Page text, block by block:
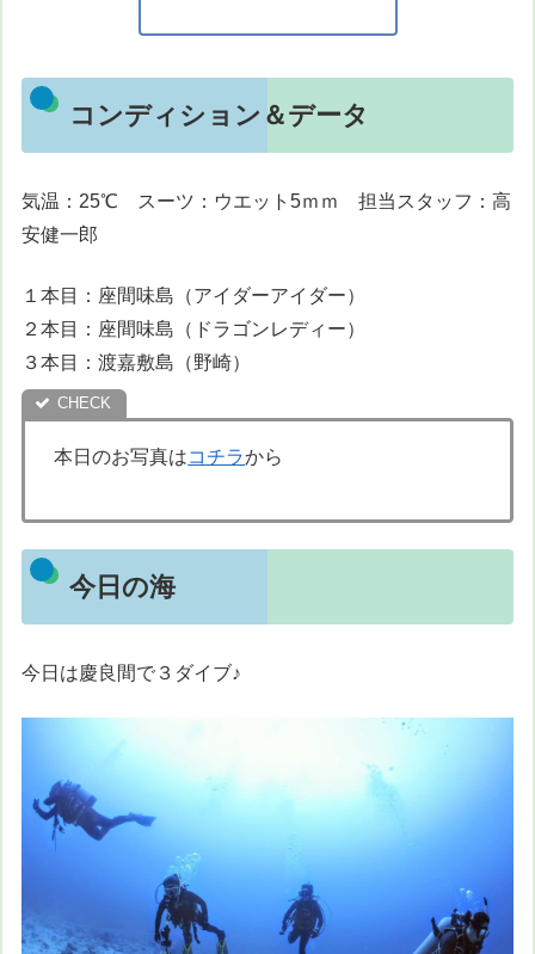
コンディション＆データ
気温：25℃ スーツ：ウエット5ｍｍ 担当スタッフ：高
安健一郎
１本目：座間味島（アイダーアイダー）
２本目：座間味島（ドラゴンレディー）
３本目：渡嘉敷島（野崎）
本日のお写真はコチラから
今日の海
今日は慶良間で３ダイブ♪